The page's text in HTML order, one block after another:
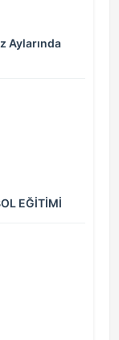
Aylarında
EĞİTİMİ